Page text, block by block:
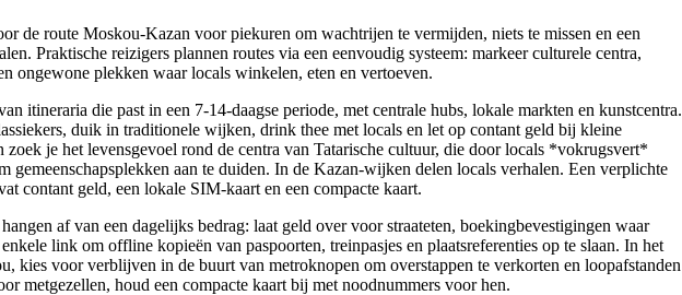
de route Moskou-Kazan voor piekuren om wachtrijen te vermijden, niets te missen en een
Praktische reizigers plannen routes via een eenvoudig systeem: markeer culturele centra,
ongewone plekken waar locals winkelen, eten en vertoeven.
itineraria die past in een 7-14-daagse periode, met centrale hubs, lokale markten en kunstcentra.
duik in traditionele wijken, drink thee met locals en let op contant geld bij kleine
zoek je het levensgevoel rond de centra van Tatarische cultuur, die door locals *vokrugsvert*
gemeenschapsplekken aan te duiden. In de Kazan-wijken delen locals verhalen. Een verplichte
contant geld, een lokale SIM-kaart en een compacte kaart.
af van een dagelijks bedrag: laat geld over voor straateten, boekingbevestigingen waar
link om offline kopieën van paspoorten, treinpasjes en plaatsreferenties op te slaan. In het
kies voor verblijven in de buurt van metroknopen om overstappen te verkorten en loopafstanden
metgezellen, houd een compacte kaart bij met noodnummers voor hen.